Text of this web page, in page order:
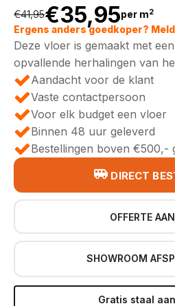
€41,95
prijs
was:
€41,95.
€35,95
Huidige
prijs
is:
€35,95.
per m2
Ergens anders goedkoper?
Deze vloer is gemaakt met
opvallende herhalingen van
Aandacht voor de klant
Vaste contactpersoon
Voor elk budget een vloer
Binnen 48 uur geleverd
Bestellingen boven €500,-
DIRECT
OFFERTE
SHOWROOM
Gratis staal